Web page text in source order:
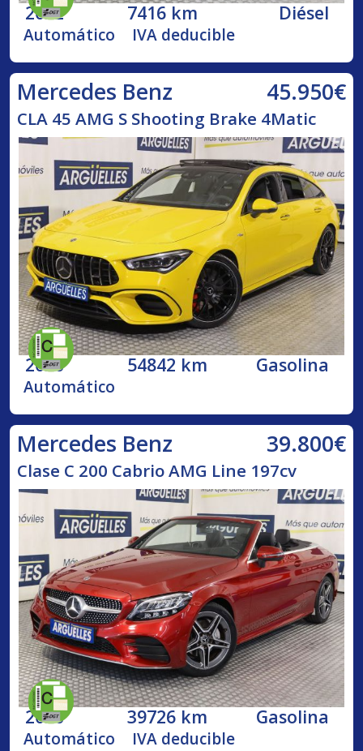
2022 7416 km Diésel
Automático IVA deducible
Mercedes Benz 45.950€
CLA 45 AMG S Shooting Brake 4Matic
2020 54842 km Gasolina
Automático
Mercedes Benz 39.800€
Clase C 200 Cabrio AMG Line 197cv
2020 39726 km Gasolina
Automático IVA deducible